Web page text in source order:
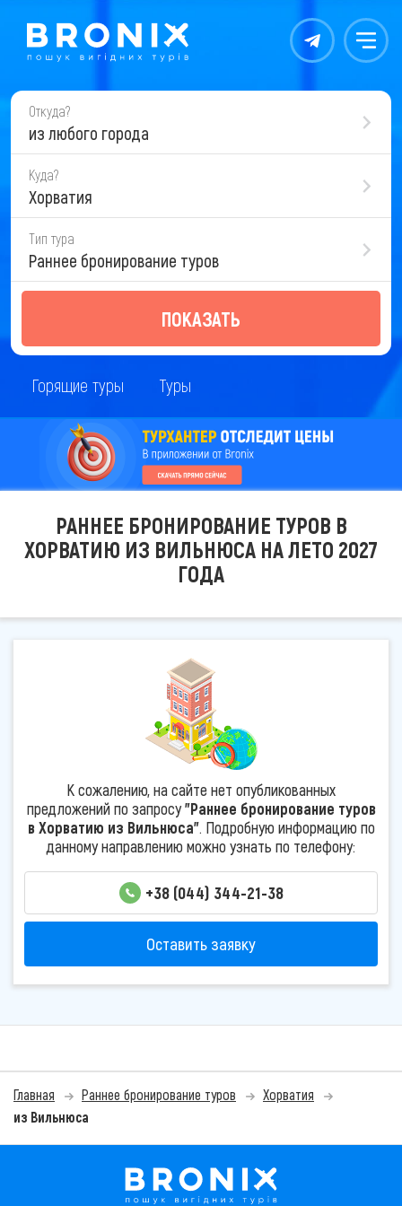
Контакты Меню
Откуда?
из любого города
Куда?
Хорватия
Тип тура
Раннее бронирование туров
ПОКАЗАТЬ
Горящие туры Туры
РАННЕЕ БРОНИРОВАНИЕ ТУРОВ В
ХОРВАТИЮ ИЗ ВИЛЬНЮСА НА ЛЕТО 2027
ГОДА
К сожалению, на сайте нет опубликованных
предложений по запросу"Раннее бронирование туров
в Хорватию из Вильнюса". Подробную информацию по
данному направлению можно узнать по телефону:
+38 (044) 344-21-38
Оставить заявку
Главная Раннее бронирование туров
Хорватия
из Вильнюса